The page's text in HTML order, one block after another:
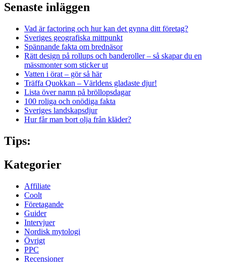
Senaste inläggen
Vad är factoring och hur kan det gynna ditt företag?
Sveriges geografiska mittpunkt
Spännande fakta om brednäsor
Rätt design på rollups och banderoller – så skapar du en
mässmonter som sticker ut
Vatten i örat – gör så här
Träffa Quokkan – Världens gladaste djur!
Lista över namn på bröllopsdagar
100 roliga och onödiga fakta
Sveriges landskapsdjur
Hur får man bort olja från kläder?
Tips:
Kategorier
Affiliate
Coolt
Företagande
Guider
Intervjuer
Nordisk mytologi
Övrigt
PPC
Recensioner